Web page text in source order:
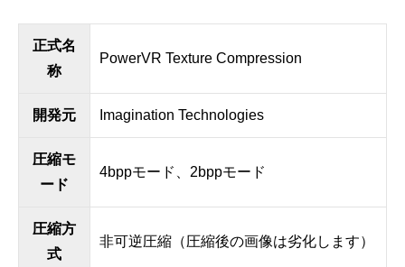
正式名
称
PowerVR Texture Compression
開発元 Imagination Technologies
圧縮モ
ード
4bppモード、2bppモード
圧縮方
式
非可逆圧縮（圧縮後の画像は劣化します）